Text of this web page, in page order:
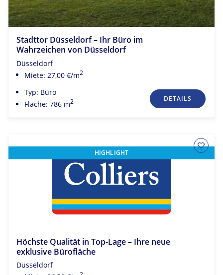
Stadttor Düsseldorf – Ihr Büro im
Wahrzeichen von Düsseldorf
Düsseldorf
Miete: 27,00 €/m2
Typ: Büro
Fläche: 786 m2 DETAILS
HIGHLIGHT
Höchste Qualität in Top-Lage – Ihre neue
exklusive Bürofläche
Düsseldorf